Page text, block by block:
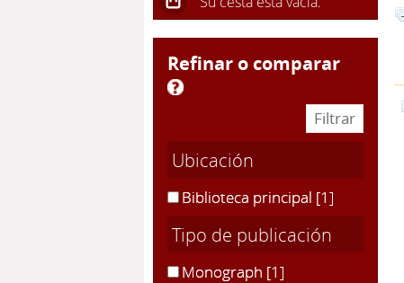
refinar o comparar
Ubicación
Biblioteca principal [1]
Tipo de publicación
Monograph [1]